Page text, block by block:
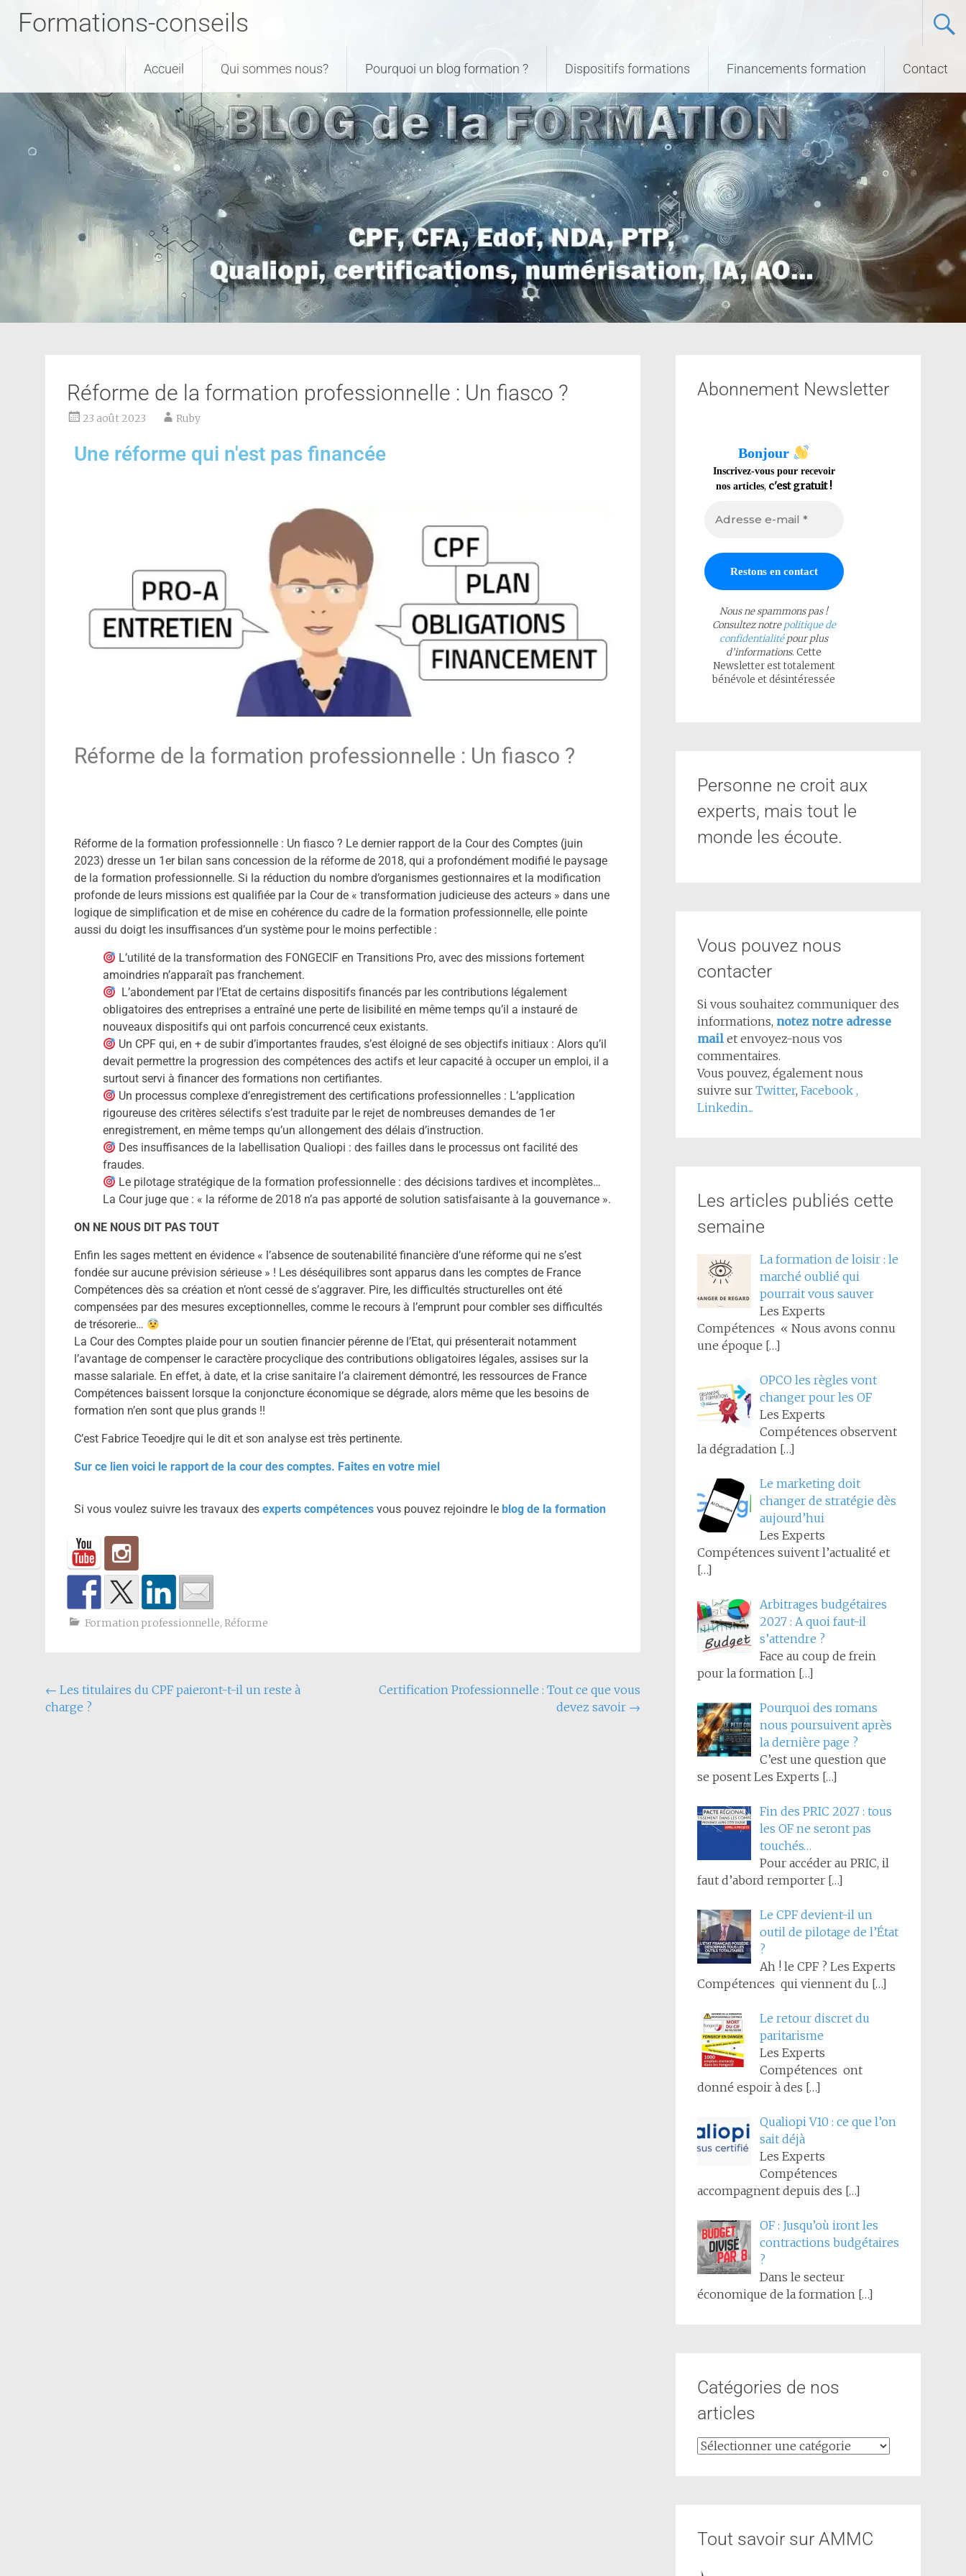
Formations-conseils
Accueil Qui sommes nous? Pourquoi un blog formation ? Dispositifs formations Financements formation Contact
Réforme de la formation professionnelle : Un fiasco ?
23 août 2023 Ruby
Une réforme qui n'est pas financée
Réforme de la formation professionnelle : Un fiasco ?
Réforme de la formation professionnelle : Un fiasco ? Le dernier rapport de la Cour des Comptes (juin
2023) dresse un 1er bilan sans concession de la réforme de 2018, qui a profondément modifié le paysage
de la formation professionnelle. Si la réduction du nombre d’organismes gestionnaires et la modification
profonde de leurs missions est qualifiée par la Cour de « transformation judicieuse des acteurs » dans une
logique de simplification et de mise en cohérence du cadre de la formation professionnelle, elle pointe
aussi du doigt les insuffisances d’un système pour le moins perfectible :
L’utilité de la transformation des FONGECIF en Transitions Pro, avec des missions fortement
amoindries n’apparaît pas franchement.
L’abondement par l’Etat de certains dispositifs financés par les contributions légalement
obligatoires des entreprises a entraîné une perte de lisibilité en même temps qu’il a instauré de
nouveaux dispositifs qui ont parfois concurrencé ceux existants.
Un CPF qui, en + de subir d’importantes fraudes, s’est éloigné de ses objectifs initiaux : Alors qu’il
devait permettre la progression des compétences des actifs et leur capacité à occuper un emploi, il a
surtout servi à financer des formations non certifiantes.
Un processus complexe d’enregistrement des certifications professionnelles : L’application
rigoureuse des critères sélectifs s’est traduite par le rejet de nombreuses demandes de 1er
enregistrement, en même temps qu’un allongement des délais d’instruction.
Des insuffisances de la labellisation Qualiopi : des failles dans le processus ont facilité des
fraudes.
Le pilotage stratégique de la formation professionnelle : des décisions tardives et incomplètes…
La Cour juge que : « la réforme de 2018 n’a pas apporté de solution satisfaisante à la gouvernance ».
ON NE NOUS DIT PAS TOUT
Enfin les sages mettent en évidence « l’absence de soutenabilité financière d’une réforme qui ne s’est
fondée sur aucune prévision sérieuse » ! Les déséquilibres sont apparus dans les comptes de France
Compétences dès sa création et n’ont cessé de s’aggraver. Pire, les difficultés structurelles ont été
compensées par des mesures exceptionnelles, comme le recours à l’emprunt pour combler ses difficultés
de trésorerie…
La Cour des Comptes plaide pour un soutien financier pérenne de l’Etat, qui présenterait notamment
l’avantage de compenser le caractère procyclique des contributions obligatoires légales, assises sur la
masse salariale. En effet, à date, et la crise sanitaire l’a clairement démontré, les ressources de France
Compétences baissent lorsque la conjoncture économique se dégrade, alors même que les besoins de
formation n’en sont que plus grands !!
C’est Fabrice Teoedjre qui le dit et son analyse est très pertinente.
Sur ce lien voici le rapport de la cour des comptes. Faites en votre miel
Si vous voulez suivre les travaux des experts compétences vous pouvez rejoindre le blog de la formation
Formation professionnelle, Réforme
← Les titulaires du CPF paieront-t-il un reste à
charge ?
Certification Professionnelle : Tout ce que vous
devez savoir →
Abonnement Newsletter
Bonjour
Inscrivez-vous pour recevoir
nos articles, c'est gratuit !
Nous ne spammons pas !
Consultez notrepolitique de
confidentialitépour plus
d’informations. Cette
Newsletter est totalement
bénévole et désintéressée
Personne ne croit aux
experts, mais tout le
monde les écoute.
Vous pouvez nous
contacter
Si vous souhaitez communiquer des
informations, notez notre adresse
mail et envoyez-nous vos
commentaires.
Vous pouvez, également nous
suivre sur Twitter, Facebook ,
Linkedin...
Les articles publiés cette
semaine
La formation de loisir : le
marché oublié qui
pourrait vous sauver
Les Experts
Compétences « Nous avons connu
une époque […]
OPCO les règles vont
changer pour les OF
Les Experts
Compétences observent
la dégradation […]
Le marketing doit
changer de stratégie dès
aujourd’hui
Les Experts
Compétences suivent l’actualité et
[…]
Arbitrages budgétaires
2027 : A quoi faut-il
s’attendre ?
Face au coup de frein
pour la formation […]
Pourquoi des romans
nous poursuivent après
la dernière page ?
C’est une question que
se posent Les Experts […]
Fin des PRIC 2027 : tous
les OF ne seront pas
touchés…
Pour accéder au PRIC, il
faut d’abord remporter […]
Le CPF devient-il un
outil de pilotage de l’État
?
Ah ! le CPF ? Les Experts
Compétences qui viennent du […]
Le retour discret du
paritarisme
Les Experts
Compétences ont
donné espoir à des […]
Qualiopi V10 : ce que l’on
sait déjà
Les Experts
Compétences
accompagnent depuis des […]
OF : Jusqu’où iront les
contractions budgétaires
?
Dans le secteur
économique de la formation […]
Catégories de nos
articles
Tout savoir sur AMMC